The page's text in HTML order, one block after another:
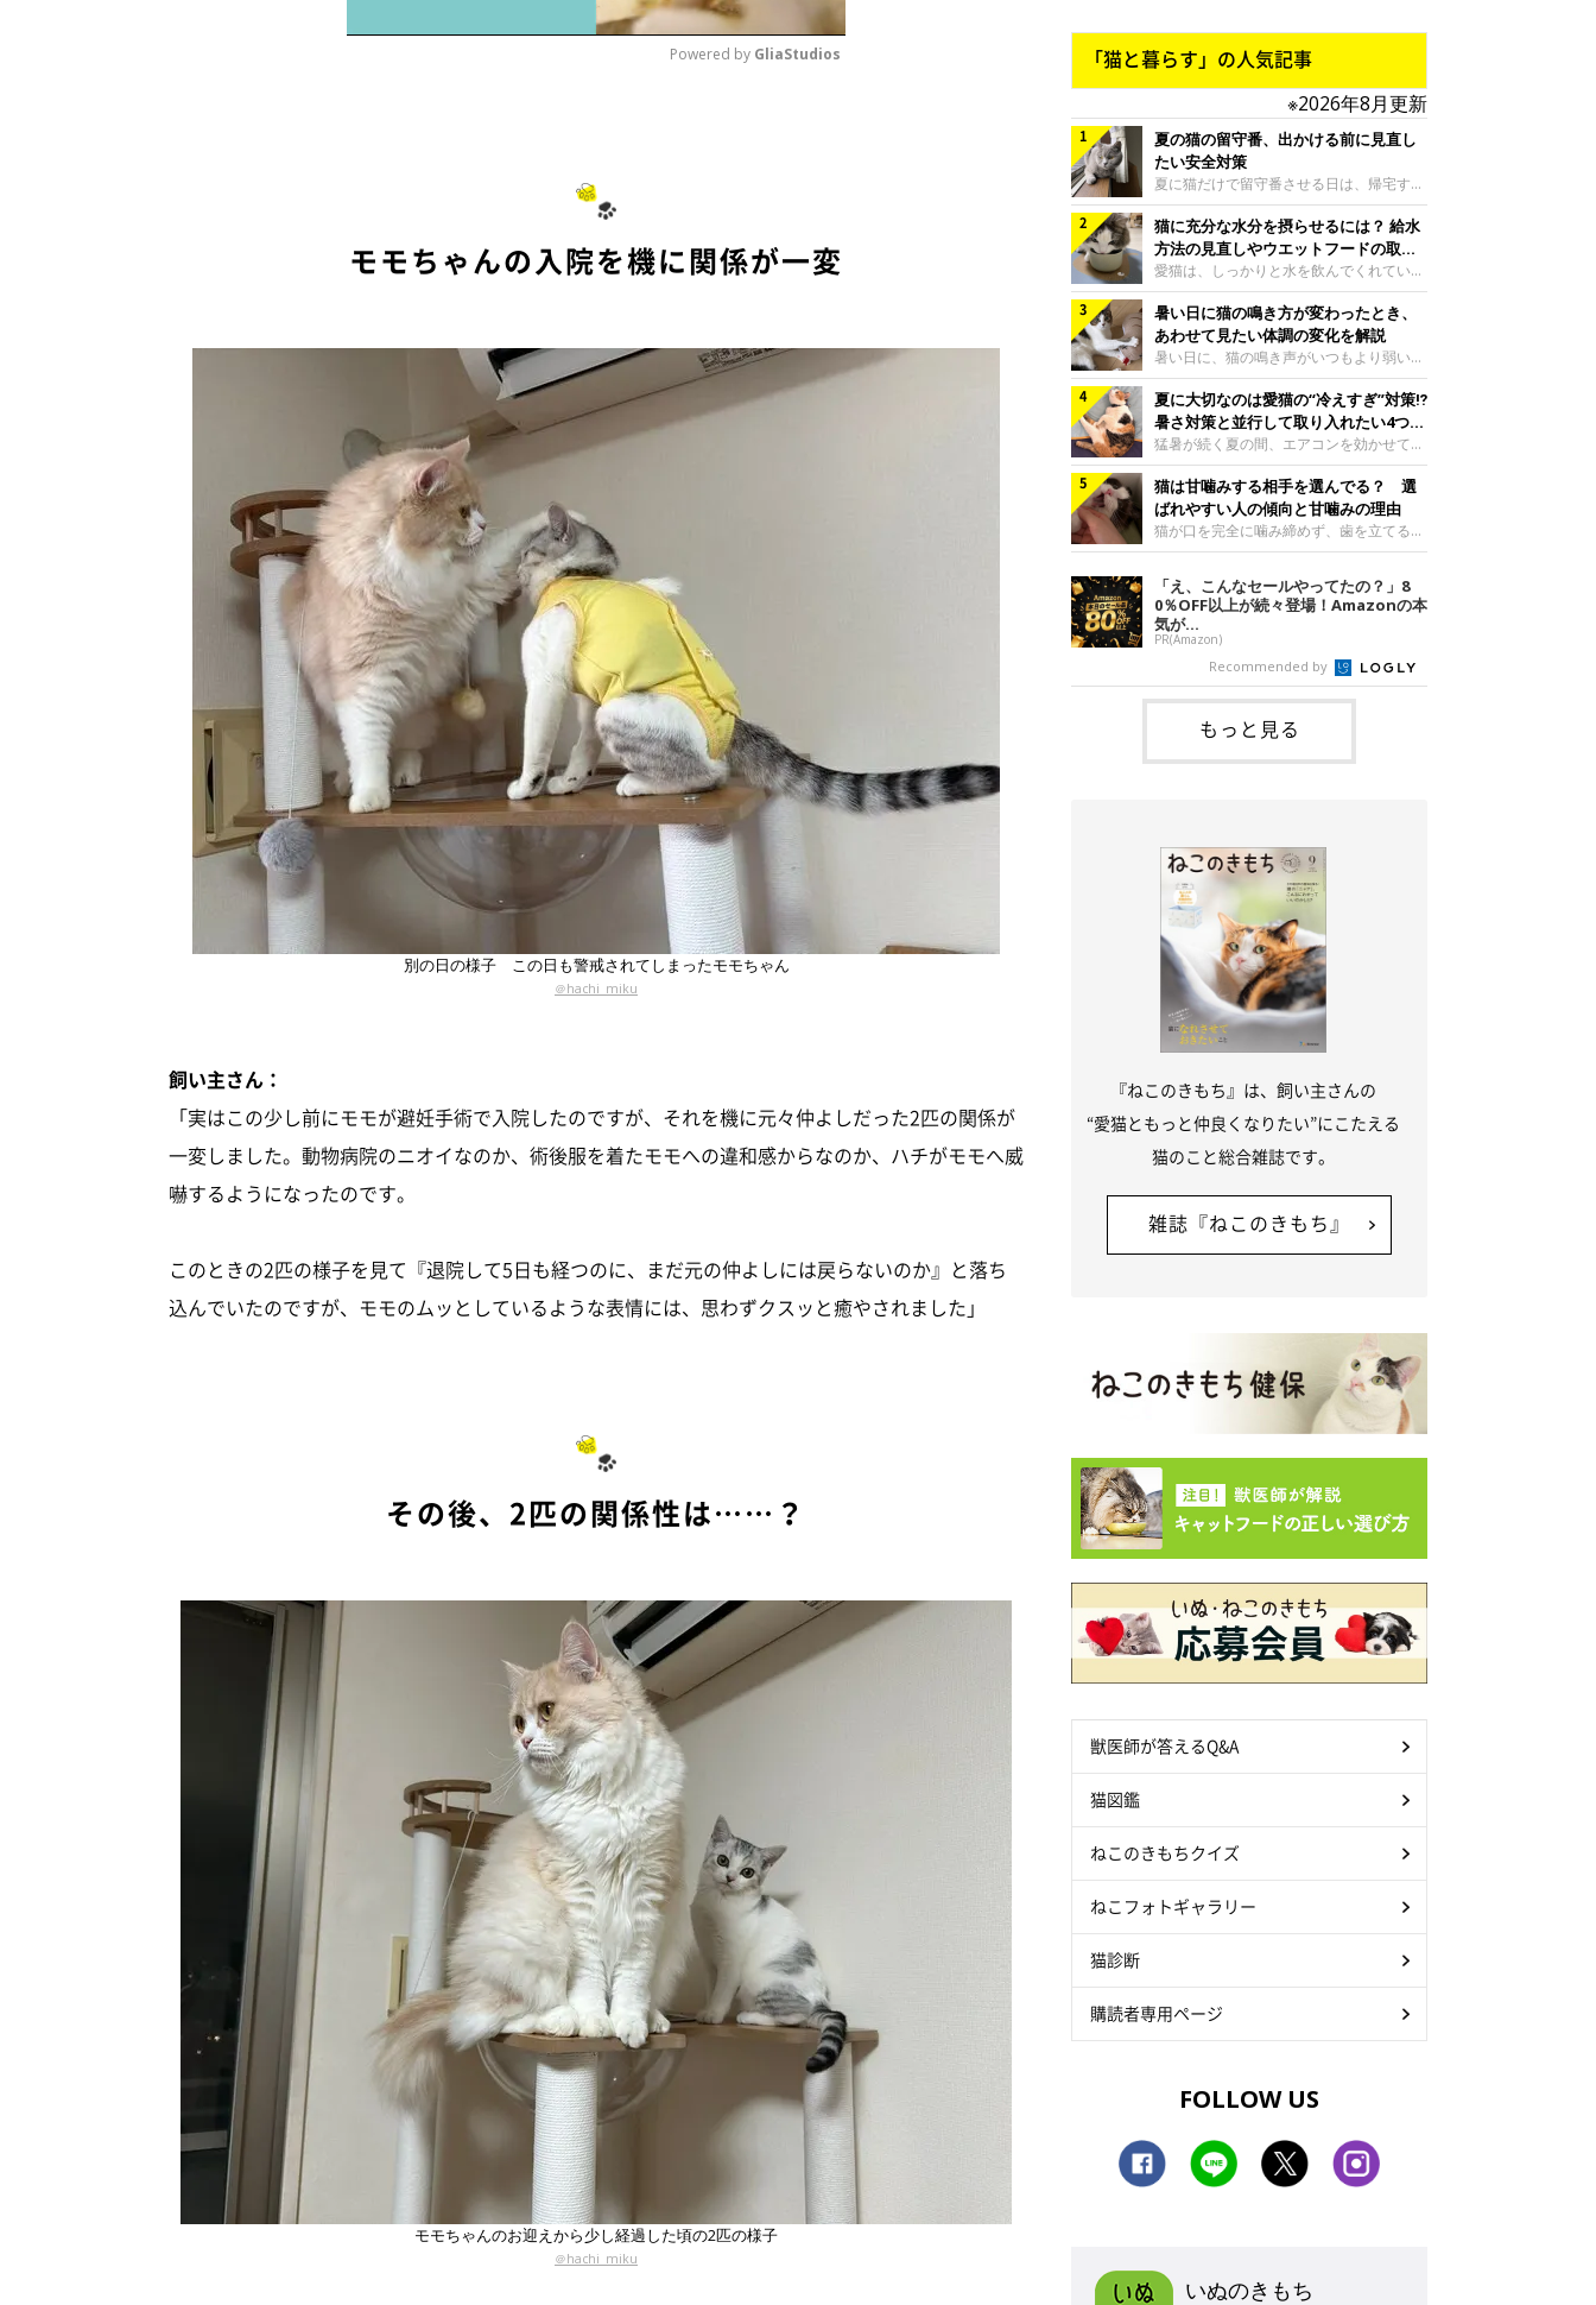
Powered by GliaStudios
モモちゃんの入院を機に関係が一変
別の日の様子 この日も警戒されてしまったモモちゃん
＠hachi_miku
飼い主さん：
「実はこの少し前にモモが避妊手術で入院したのですが、それを機に元々仲よしだった2匹の関係が
一変しました。動物病院のニオイなのか、術後服を着たモモへの違和感からなのか、ハチがモモへ威
嚇するようになったのです。
このときの2匹の様子を見て『退院して5日も経つのに、まだ元の仲よしには戻らないのか』と落ち
込んでいたのですが、モモのムッとしているような表情には、思わずクスッと癒やされました」
その後、2匹の関係性は……？
モモちゃんのお迎えから少し経過した頃の2匹の様子
＠hachi_miku
「猫と暮らす」の人気記事
※2026年8月更新
夏の猫の留守番、出かける前に見直し
たい安全対策
夏に猫だけで留守番させる日は、帰宅する
まで部屋が暑くなりすぎないか、水は足り
るかと気になる飼い主さんもいるでしょ
う。家の中なら安全と思っていても、日中
は室温が急に上がることがあります。留守
中の暑さから猫を守るために準備したいこ
とや、帰宅後に見たいサインなどについ
て、ねこのきもち獣医師相談室の岡本りさ
先生に伺いました。 留守中は室温が急に
上がることがあるねこのきもち投稿写真ギ
ャラリー夏の日中は、エアコンが切れると
室温が急に上昇する場合があります。猫は
自分で涼しい場所を探すのが得意ですが、
部屋全体が暑くなれ
猫に充分な水分を摂らせるには？ 給水
方法の見直しやウエットフードの取り
入れ方を解説
愛猫は、しっかりと水を飲んでくれていま
すか？ 夏場はエアコンで室内が涼しいこ
ともあり、猫があまり水を飲まないこと
も。積極的に水分を摂らせるためには、給
水方法を見直したり、フードから水分を摂
らせたりする方法があります。今回は獣医
師の重本仁先生に、猫に水分を摂らせるた
めにできるためできる工夫を教えていただ
きました。ボウルの高さを愛猫の好みにね
このきもち投稿写真ギャラリー水飲みボウ
ルの高さは、猫が飲むときに頭が胃より下
にならないように設定すると飲みやすいで
しょう。首を深く折り曲げずに済むため、
関節や食道への負
暑い日に猫の鳴き方が変わったとき、
あわせて見たい体調の変化を解説
暑い日に、猫の鳴き声がいつもより弱い、
かすれる、しつこく鳴くなど、ふだんと違
って聞こえることがあります。 そんなと
き、あわせてどのような様子を確認したら
よいのでしょうか。暑い日に猫の鳴き方が
変わるときの見方や注意したい体調の変化
などについて、ねこのきもち獣医師相談室
の山口みき先生に伺いました。 鳴き方の
変化だけで判断せず、全身の様子も確認し
てねこのきもち投稿写真ギャラリー猫の鳴
ように見えることがあります。 ただ、鳴
き声だけで原因を決めるのは難しく、体調
や環境の変化を
夏に大切なのは愛猫の“冷えすぎ”対策⁉
暑さ対策と並行して取り入れたい4つの
工夫
猛暑が続く夏の間、エアコンを効かせて室
内を冷やしますよね。しかし、人にとって
は快適な温度でも、猫にとっては温度が低
すぎることも。暑さ対策と並行して、冷え
すぎ対策もしっかりと行うことが大切で
す。今回は獣医師の重本仁先生に、猫の冷
ました。（1） 冷房の効いていない部屋に
行き来できるようにするねこのきもち投稿
写真ギャラリー猫が寒いと感じたときに、
冷気から逃れる「逃げ場」を用意しておき
ましょう。冷房の効いていない部屋や廊下
へも自由に行き来できるように、ドアは猫
が通れる程度に
猫は甘噛みする相手を選んでる？ 選
ばれやすい人の傾向と甘噛みの理由
猫が口を完全に噛み締めず、歯を立てる程
度に噛む“甘噛み”。遊びやスキンシップの
ときに繰り出すことがありますが、同じ家
族でも噛まれる頻度に違いがあると感じる
ことも。ねこのきもちWEB MAGAZINEで
は、飼い主さんたちにアンケートを実施
し、愛猫が甘噛みする相手を選んでいると
感じる状況を教えてもらいました。また、
ねこのきもち獣医師相談室の原駿太朗先生
には、実際に猫は甘噛みする相手を選んで
いるのか、その真相をお聞きします。約6
割の飼い主さんが「甘噛みする相手を選ん
「え、こんなセールやってたの？」8
0％OFF以上が続々登場！Amazonの本
気が...
PR(Amazon)
Recommended by
もっと見る
『ねこのきもち』は、飼い主さんの
“愛猫ともっと仲良くなりたい”にこたえる
猫のこと総合雑誌です。
雑誌『ねこのきもち』
獣医師が答えるQ&A
猫図鑑
ねこのきもちクイズ
ねこフォトギャラリー
猫診断
購読者専用ページ
FOLLOW US
いぬのきもち